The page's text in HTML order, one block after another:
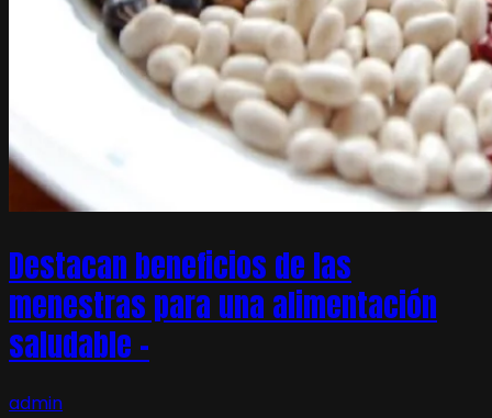
Destacan beneficios de las
menestras para una alimentación
saludable –
admin